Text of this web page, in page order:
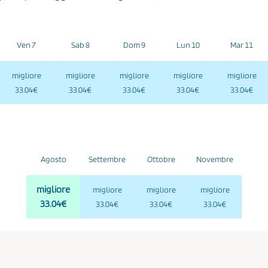
Ven 7
migliore
33.04€
Sab 8
migliore
33.04€
Dom 9
migliore
33.04€
Lun 10
migliore
33.04€
Mar 11
migliore
33.04€
Agosto
migliore
33.04€
Settembre
migliore
33.04€
Ottobre
migliore
33.04€
Novembre
migliore
33.04€